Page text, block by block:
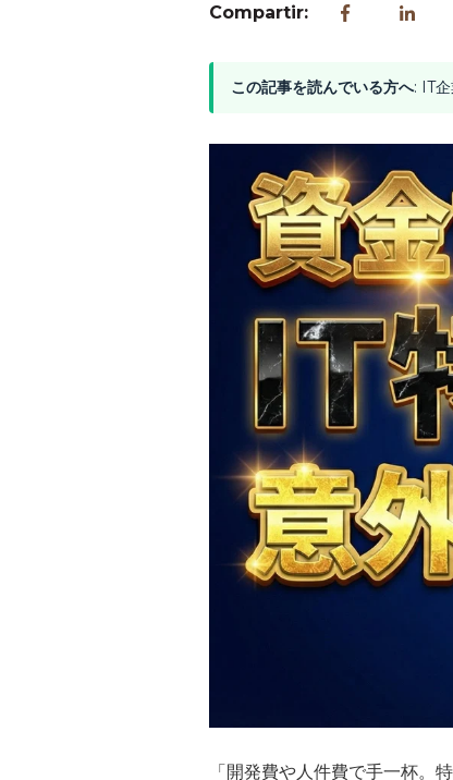
Compartir:
この記事を読んでいる方へ: IT
「開発費や人件費で手一杯。